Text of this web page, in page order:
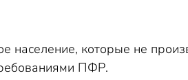
население, которые не
ПФР.